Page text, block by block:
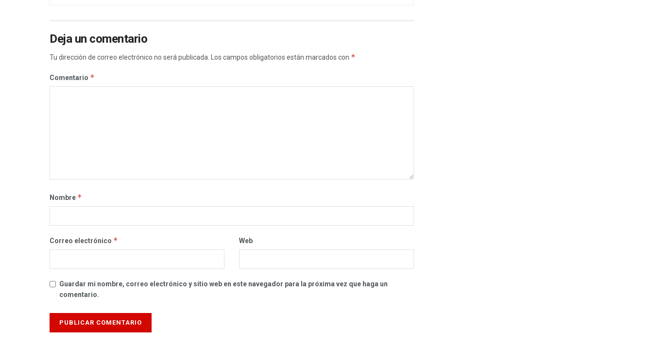
Deja un comentario
Tu dirección de correo electrónico no será publicada. Los campos obligatorios están marcados con *
Comentario *
Nombre *
Correo electrónico * Web
Guardar mi nombre, correo electrónico y sitio web en este navegador para la próxima vez que haga un
comentario.